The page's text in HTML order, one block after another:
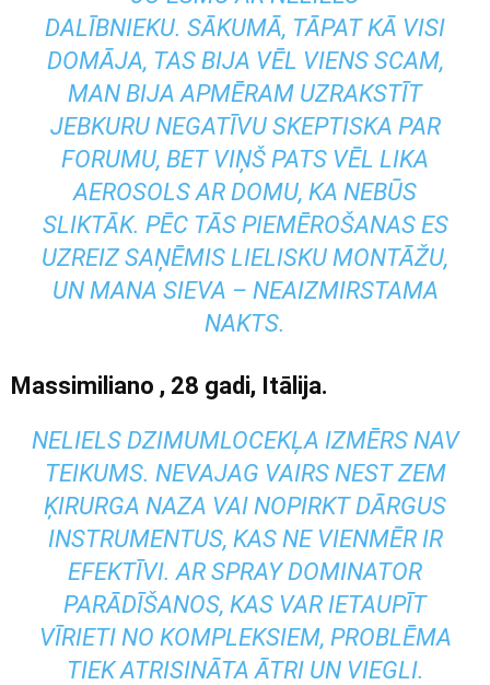
DALĪBNIEKU. SĀKUMĀ, TĀPAT KĀ VISI
DOMĀJA, TAS BIJA VĒL VIENS SCAM,
MAN BIJA APMĒRAM UZRAKSTĪT
JEBKURU NEGATĪVU SKEPTISKA PAR
FORUMU, BET VIŅŠ PATS VĒL LIKA
AEROSOLS AR DOMU, KA NEBŪS
SLIKTĀK. PĒC TĀS PIEMĒROŠANAS ES
UZREIZ SAŅĒMIS LIELISKU MONTĀŽU,
UN MANA SIEVA – NEAIZMIRSTAMA
NAKTS.
Massimiliano , 28 gadi, Itālija.
NELIELS DZIMUMLOCEKĻA IZMĒRS NAV
TEIKUMS. NEVAJAG VAIRS NEST ZEM
ĶIRURGA NAZA VAI NOPIRKT DĀRGUS
INSTRUMENTUS, KAS NE VIENMĒR IR
EFEKTĪVI. AR SPRAY DOMINATOR
PARĀDĪŠANOS, KAS VAR IETAUPĪT
VĪRIETI NO KOMPLEKSIEM, PROBLĒMA
TIEK ATRISINĀTA ĀTRI UN VIEGLI.